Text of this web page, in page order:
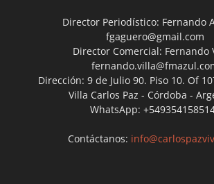
Director Periodístico: Fernando
fgaguero@gmail.com
Director Comercial: Fernando
Dirección: 9 de Julio 90. Piso 10. Of
Villa Carlos Paz - Córdoba -
WhatsApp:
Contáctanos: